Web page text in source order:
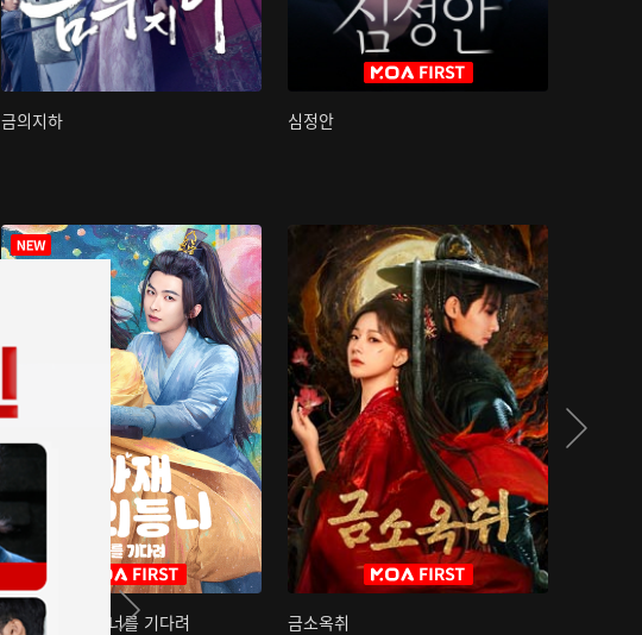
금의지하 심정안
아재저리등니 : 너를 기다려 금소옥취